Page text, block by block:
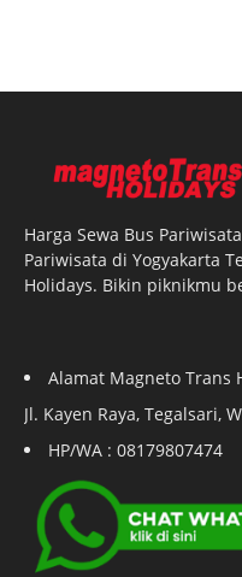
Harga Sewa Bus
Pariwisata di Yogyakarta
Holidays. Bikin piknikmu
Alamat Magneto Trans
Jl. Kayen Raya, Tegalsari,
HP/WA : 08179807474